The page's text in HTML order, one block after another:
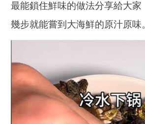
最能鎖住鮮味的做法分享給大家
幾步就能嘗到大海鮮的原汁原味